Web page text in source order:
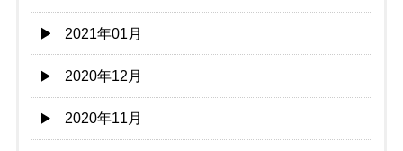
2021年01月
2020年12月
2020年11月